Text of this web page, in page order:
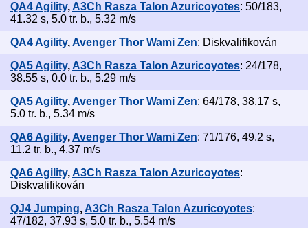
QA4 Agility, A3Ch Rasza Talon Azuricoyotes: 50/183,
41.32 s, 5.0 tr. b., 5.32 m/s
QA4 Agility,Avenger Thor Wami Zen: Diskvalifikován
QA5 Agility, A3Ch Rasza Talon Azuricoyotes: 24/178,
38.55 s, 0.0 tr. b., 5.29 m/s
QA5 Agility,Avenger Thor Wami Zen: 64/178, 38.17 s,
5.0 tr. b., 5.34 m/s
QA6 Agility, Avenger Thor Wami Zen: 71/176, 49.2 s,
11.2 tr. b., 4.37 m/s
QA6 Agility,A3Ch Rasza Talon Azuricoyotes:
Diskvalifikován
QJ4 Jumping, A3Ch Rasza Talon Azuricoyotes:
47/182, 37.93 s, 5.0 tr. b., 5.54 m/s